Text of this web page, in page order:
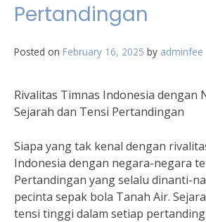
Pertandingan
Posted on February 16, 2025 by adminfee
Rivalitas Timnas Indonesia dengan
Sejarah dan Tensi Pertandingan
Siapa yang tak kenal dengan
Indonesia dengan negara-negara
Pertandingan yang selalu dinanti-
pecinta sepak bola Tanah Air.
tensi tinggi dalam setiap